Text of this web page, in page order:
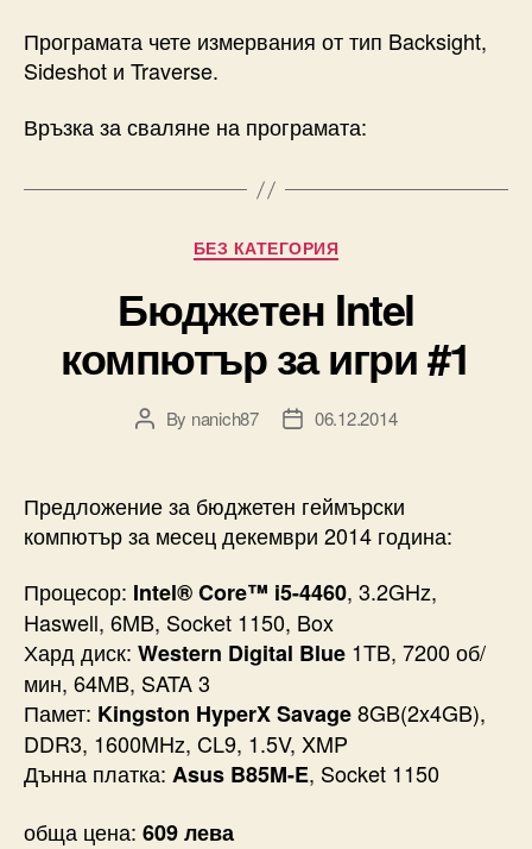
Програмата чете измервания от тип Backsight,
Sideshot и Traverse.
Връзка за сваляне на програмата:
Categories
БЕЗ КАТЕГОРИЯ
Бюджетен Intel
компютър за игри #1
PostBy nanich87
Post06.12.2014
Предложение за бюджетен геймърски
компютър за месец декември 2014 година:
Процесор: Intel® Core™ i5-4460, 3.2GHz,
Haswell, 6MB, Socket 1150, Box
Хард диск: Western Digital Blue 1TB, 7200 об/
мин, 64MB, SATA 3
Памет: Kingston HyperX Savage8GB(2x4GB),
DDR3, 1600MHz, CL9, 1.5V, XMP
Дънна платка: Asus B85M-E, Socket 1150
обща цена: 609 лева